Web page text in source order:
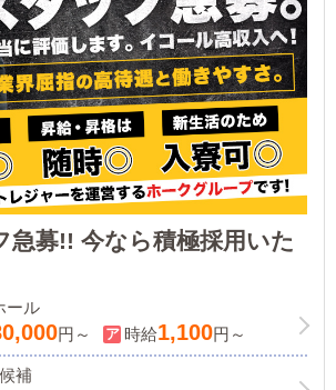
急募!! 今なら積極採用いた
ール
円～ 時給1,100円～
補